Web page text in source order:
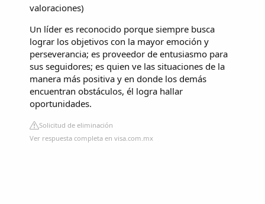
valoraciones)
Un líder es reconocido porque siempre busca
lograr los objetivos con la mayor emoción y
perseverancia; es proveedor de entusiasmo para
sus seguidores; es quien ve las situaciones de la
manera más positiva y en donde los demás
encuentran obstáculos, él logra hallar
oportunidades.
Solicitud de eliminación
Ver respuesta completa en visa.com.mx